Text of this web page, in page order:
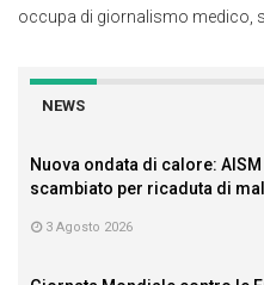
occupa di giornalismo medico,
NEWS
Nuova ondata di calore:
scambiato per ricaduta di
3 Agosto 2026